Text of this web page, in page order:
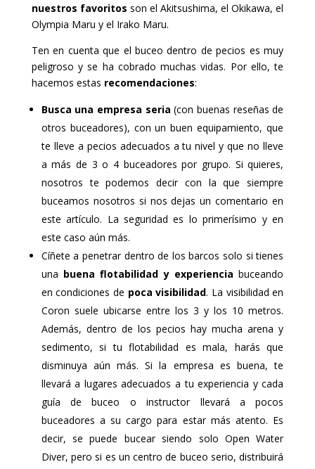
nuestros favoritos son el Akitsushima, el Okikawa, el
Olympia Maru y el Irako Maru.
Ten en cuenta que el buceo dentro de pecios es muy
peligroso y se ha cobrado muchas vidas. Por ello, te
hacemos estas recomendaciones:
Busca una empresa seria (con buenas reseñas de
otros buceadores), con un buen equipamiento, que
te lleve a pecios adecuados a tu nivel y que no lleve
a más de 3 o 4 buceadores por grupo. Si quieres,
nosotros te podemos decir con la que siempre
buceamos nosotros si nos dejas un comentario en
este artículo. La seguridad es lo primerísimo y en
este caso aún más.
Cíñete a penetrar dentro de los barcos solo si tienes
una buena flotabilidad y experiencia buceando
en condiciones de poca visibilidad. La visibilidad en
Coron suele ubicarse entre los 3 y los 10 metros.
Además, dentro de los pecios hay mucha arena y
sedimento, si tu flotabilidad es mala, harás que
disminuya aún más. Si la empresa es buena, te
llevará a lugares adecuados a tu experiencia y cada
guía de buceo o instructor llevará a pocos
buceadores a su cargo para estar más atento. Es
decir, se puede bucear siendo solo Open Water
Diver, pero si es un centro de buceo serio, distribuirá